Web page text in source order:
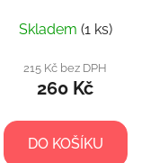
Skladem (1 ks)
215 Kč bez DPH
260 Kč
DO KOŠÍKU